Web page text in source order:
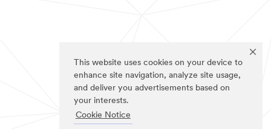
This website uses cookies on your device to
enhance site navigation, analyze site usage,
and deliver you advertisements based on
your interests.
Cookie Notice